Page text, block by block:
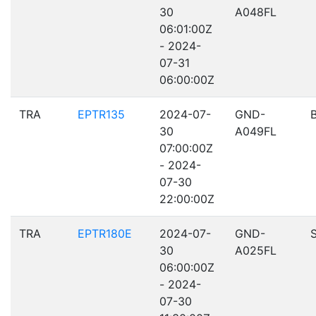
30
06:01:00Z
- 2024-
07-31
06:00:00Z
A048FL
TRA EPTR135
2024-07-
30
07:00:00Z
- 2024-
07-30
22:00:00Z
GND-
A049FL
TRA EPTR180E
2024-07-
30
06:00:00Z
- 2024-
07-30
GND-
A025FL